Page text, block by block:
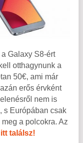
Galaxy S8-ért
otthagynunk a
50€, ami már
erős érvként
nem is
s Európában csak
a polcokra. Az
itt találsz!